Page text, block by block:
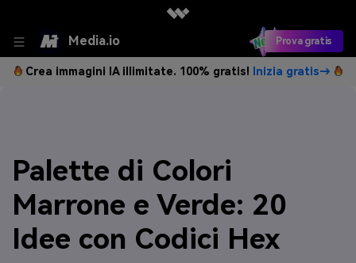
Media.io Prova gratis
Crea immagini IA illimitate. 100% gratis! Inizia gratis→
Palette di Colori
Marrone e Verde: 20
Idee con Codici Hex